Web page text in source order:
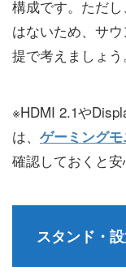
構成です。ただ
はないため、サ
提で考えましょう
※HDMI 2.1や
は、 ゲーミング
確認しておくと安
スタンド・